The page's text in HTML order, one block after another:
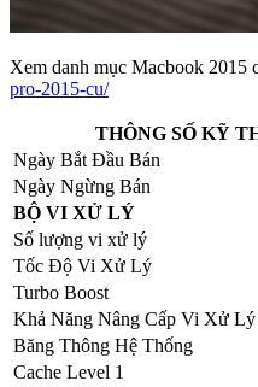
Xem danh mục Macbook 2015
pro-2015-cu/
THÔNG SỐ KỸ
Ngày Bắt Đầu Bán
Ngày Ngừng Bán
BỘ VI XỬ LÝ
Số lượng vi xử lý
Tốc Độ Vi Xử Lý
Turbo Boost
Khả Năng Nâng Cấp Vi Xử Lý
Băng Thông Hệ Thống
Cache Level 1